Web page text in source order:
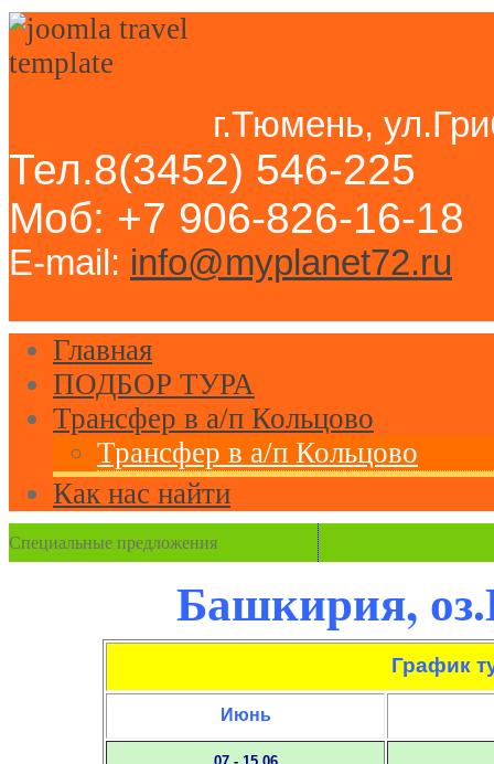
г.Тюмень,
Тел.8(3452) 546-225
Моб: +7 906-826-16-18
E-mail: info@myplanet72.ru
Главная
ПОДБОР ТУРА
Трансфер в а/п Кольцово
Трансфер в а/п Кольцово
Как нас найти
Специальные предложения
Башкирия,
График
Июнь